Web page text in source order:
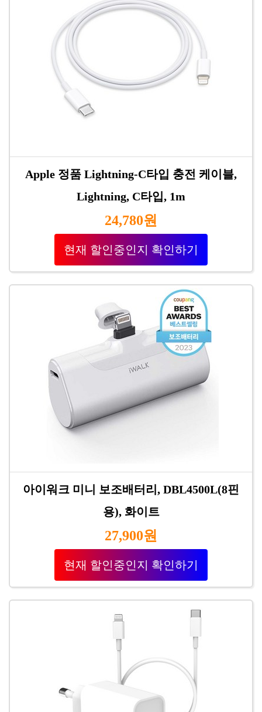
Apple 정품 Lightning-C타입 충전 케이블,
Lightning, C타입, 1m
24,780원
현재 할인중인지 확인하기
아이워크 미니 보조배터리, DBL4500L(8핀
용), 화이트
27,900원
현재 할인중인지 확인하기